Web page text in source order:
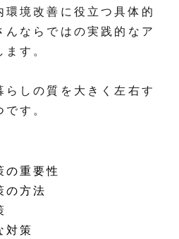
環境改善に役立つ具体的
んならではの実践的なア
す。
らしの質を大きく左右す
す。
の重要性
の方法
対策